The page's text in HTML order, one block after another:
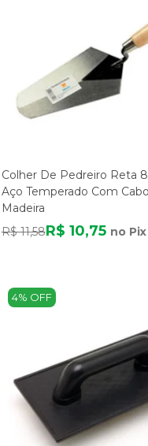
Colher De Pedreiro Reta
Aço Temperado Com
Madeira
R$ 11,58R$ 10,75 no Pix
4% OFF